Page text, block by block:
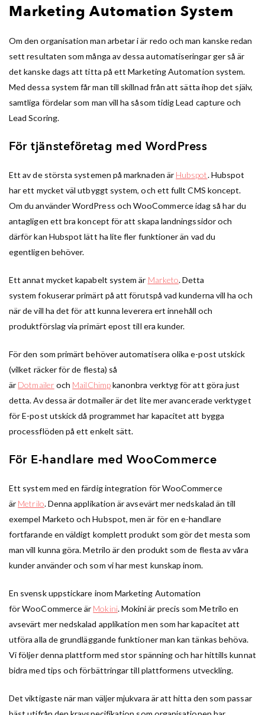
Marketing Automation System
Om den organisation man arbetar i är redo och man kanske redan
sett resultaten som många av dessa automatiseringar ger så är
det kanske dags att titta på ett Marketing Automation system.
Med dessa system får man till skillnad från att sätta ihop det själv,
samtliga fördelar som man vill ha såsom tidig Lead capture och
Lead Scoring.
För tjänsteföretag med WordPress
Ett av de största systemen på marknaden är Hubspot. Hubspot
har ett mycket väl utbyggt system, och ett fullt CMS koncept.
Om du använder WordPress och WooCommerce idag så har du
antagligen ett bra koncept för att skapa landningssidor och
därför kan Hubspot lätt ha lite fler funktioner än vad du
egentligen behöver.
Ett annat mycket kapabelt system är Marketo. Detta
system fokuserar primärt på att förutspå vad kunderna vill ha och
när de vill ha det för att kunna leverera ert innehåll och
produktförslag via primärt epost till era kunder.
För den som primärt behöver automatisera olika e-post utskick
(vilket räcker för de flesta) så
är Dotmaileroch MailChimpkanonbra verktyg för att göra just
detta. Av dessa är dotmailer är det lite mer avancerade verktyget
för E-post utskick då programmet har kapacitet att bygga
processflöden på ett enkelt sätt.
För E-handlare med WooCommerce
Ett system med en färdig integration för WooCommerce
är Metrilo. Denna applikation är avsevärt mer nedskalad än till
exempel Marketo och Hubspot, men är för en e-handlare
fortfarande en väldigt komplett produkt som gör det mesta som
man vill kunna göra. Metrilo är den produkt som de flesta av våra
kunder använder och som vi har mest kunskap inom.
En svensk uppstickare inom Marketing Automation
för WooCommerce är Mokini. Mokini är precis som Metrilo en
avsevärt mer nedskalad applikation men som har kapacitet att
utföra alla de grundläggande funktioner man kan tänkas behöva.
Vi följer denna plattform med stor spänning och har hittills kunnat
bidra med tips och förbättringar till plattformens utveckling.
Det viktigaste när man väljer mjukvara är att hitta den som passar